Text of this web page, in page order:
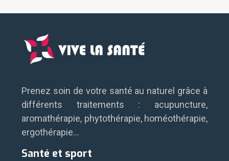
Prenez soin de votre santé au naturel grâce à
différents traitements : acupuncture,
aromathérapie, phytothérapie, homéothérapie,
ergothérapie…
Santé et sport